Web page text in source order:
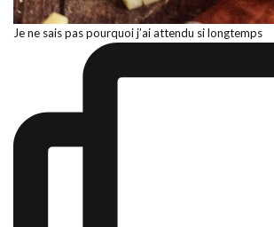
Je ne sais pas pourquoi j’ai attendu si longtemps